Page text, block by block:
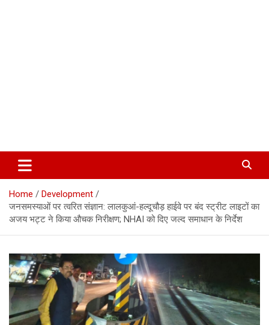
Corbett Halchal (कॉर्बेट हलचल)
Home
Development
जनसमस्याओं पर त्वरित संज्ञान: लालकुआं-हल्दूचौड़ हाईवे पर बंद स्ट्रीट लाइटों का
अजय भट्ट ने किया औचक निरीक्षण; NHAI को दिए जल्द समाधान के निर्देश